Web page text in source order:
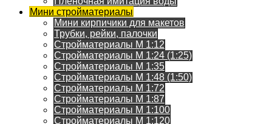
Мини стройматериалы
Мини кирпичики для макетов
Трубки, рейки, палочки
Стройматериалы M 1:12
Стройматериалы M 1:24 (1:25)
Стройматериалы M 1:35
Стройматериалы M 1:48 (1:50)
Стройматериалы M 1:72
Стройматериалы M 1:87
Стройматериалы M 1:100
Стройматериалы M 1:120